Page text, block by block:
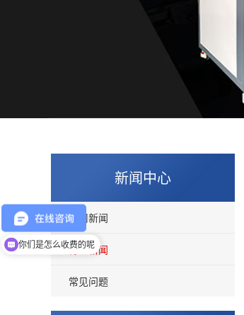
新闻中心
公司新闻
行业新闻
常见问题
你们是怎么收费的呢
现在有优惠活动吗